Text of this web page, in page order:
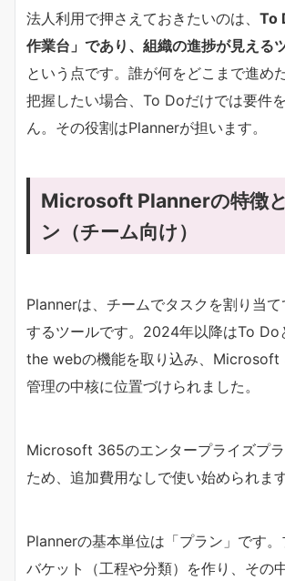
法人利用で押さえておきたいのは、​ To
作業台」であり、組織の進捗が見える
という点です。誰が何をどこまで進め
把握したい場合、To Doだけでは要件
ん。その役割はPlannerが担います。
Microsoft Plannerの特徴
ン（チーム向け）
Plannerは、チームでタスクを割り当
するツールです。2024年以降はTo
the webの機能を取り込み、Microsoft
管理の中核に位置づけられました。
Microsoft 365のエンタープライズプ
ため、追加費用なしで使い始められます
Plannerの基本単位は「プラン」です。
バケット（工程や分類）を作り、その